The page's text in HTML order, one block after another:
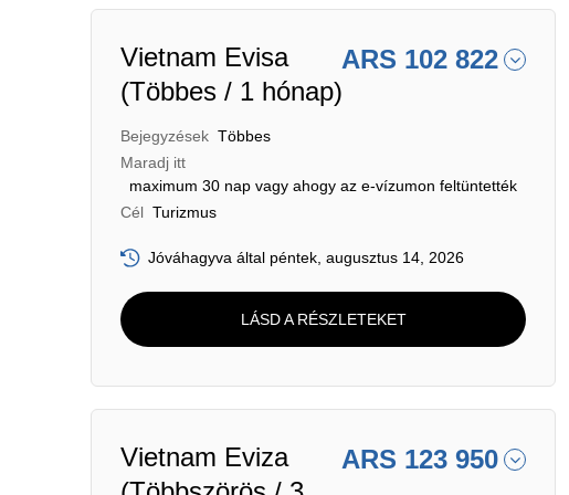
Vietnam Evisa
(Többes / 1 hónap)
ARS 102 822
Bejegyzések Többes
Maradj itt
maximum 30 nap vagy ahogy az e-vízumon feltüntették
Cél Turizmus
Jóváhagyva által péntek, augusztus 14, 2026
LÁSD A RÉSZLETEKET
Vietnam Eviza
ARS 123 950